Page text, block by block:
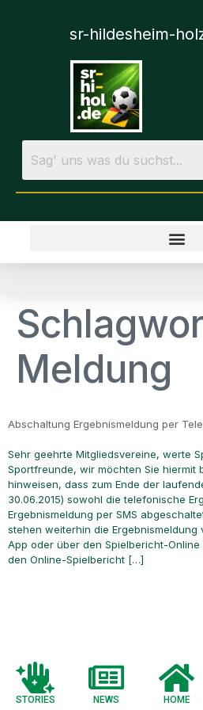
sr-hildesheim-
Meldung
Abschaltung Ergebnismeldung per
Sehr geehrte Mitgliedsvereine, werte
Sportfreunde, wir möchten Sie hiermit
hinweisen, dass zum Ende der
30.06.2015) sowohl die telefonische
Ergebnismeldung per SMS
stehen weiterhin die Ergebnismeldung
App oder über den Spielbericht-
den Online-Spielbericht […]
STORIES NEWS HOME